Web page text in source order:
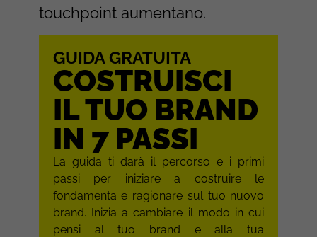
touchpoint aumentano.
GUIDA GRATUITA
COSTRUISCI
IL TUO BRAND
IN 7 PASSI
La guida ti darà il percorso e i primi
passi per iniziare a costruire le
fondamenta e ragionare sul tuo nuovo
brand. Inizia a cambiare il modo in cui
pensi al tuo brand e alla tua